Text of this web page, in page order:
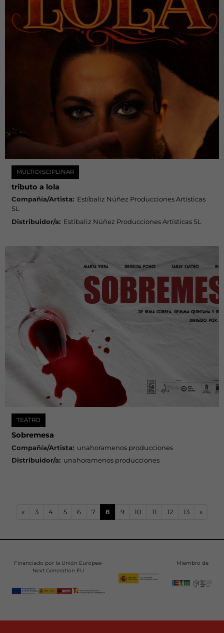
MULTIDISCIPLINAR
tributo a lola
Compañía/Artista: Estíbaliz Núñez Producciones Artísticas
SL
Distribuidor/a: Estíbaliz Núñez Producciones Artísticas SL
TEATRO
Sobremesa
Compañía/Artista: unahoramenos producciones
Distribuidor/a: unahoramenos producciones
« 3 4 5 6 7 8 9 10 11 12 13 »
Financiado por la Unión Europea-
Next Generation EU
Miembro de